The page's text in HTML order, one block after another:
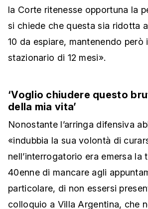
la Corte ritenesse opportuna la
si chiede che questa sia ridotta
10 da espiare, mantenendo però
stazionario di 12 mesi».
‘Voglio chiudere questo
della mia vita’
Nonostante l’arringa difensiva
«indubbia la sua volontà di
nell’interrogatorio era emersa la
40enne di mancare agli
particolare, di non essersi
colloquio a Villa Argentina, che